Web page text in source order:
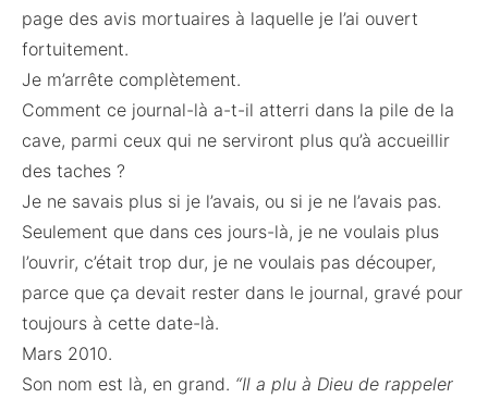
page des avis mortuaires à laquelle je l’ai ouvert
fortuitement.
Je m’arrête complètement.
Comment ce journal-là a-t-il atterri dans la pile de la
cave, parmi ceux qui ne serviront plus qu’à accueillir
des taches ?
Je ne savais plus si je l’avais, ou si je ne l’avais pas.
Seulement que dans ces jours-là, je ne voulais plus
l’ouvrir, c’était trop dur, je ne voulais pas découper,
parce que ça devait rester dans le journal, gravé pour
toujours à cette date-là.
Mars 2010.
Son nom est là, en grand. “Il a plu à Dieu de rappeler